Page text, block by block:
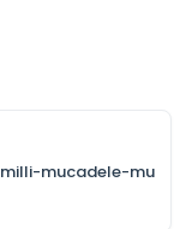
mucadele-mu